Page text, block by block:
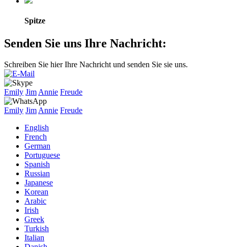
Spitze
Senden Sie uns Ihre Nachricht:
Schreiben Sie hier Ihre Nachricht und senden Sie sie uns.
Emily JimAnnie Freude
Emily JimAnnie Freude
English
French
German
Portuguese
Spanish
Russian
Japanese
Korean
Arabic
Irish
Greek
Turkish
Italian